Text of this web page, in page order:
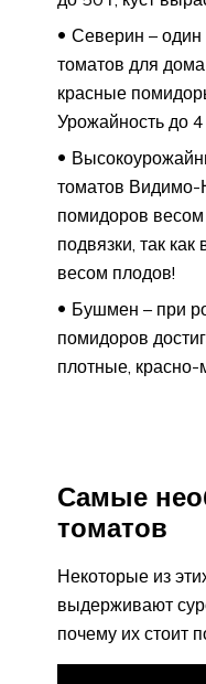
Северин –
томатов для
красные
Урожайность до 4
томатов Видимо-
помидоров весом
подвязки, так
весом плодов!
Бушмен – при
помидоров
плотные, красно-
Самые
томатов
Некоторые из
выдерживают
почему их стоит